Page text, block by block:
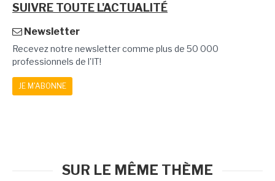
SUIVRE TOUTE L'ACTUALITÉ
Newsletter
Recevez notre newsletter comme plus de 50 000
professionnels de l'IT!
JE M'ABONNE
SUR LE MÊME THÈME